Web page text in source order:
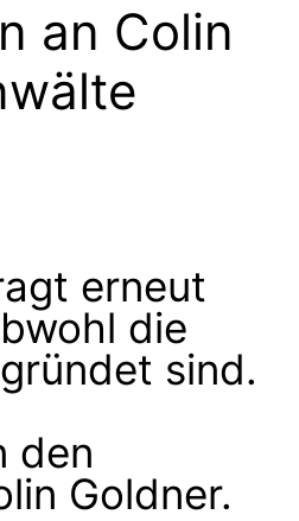
an Colin
erneut
die
sind.
den
Goldner.